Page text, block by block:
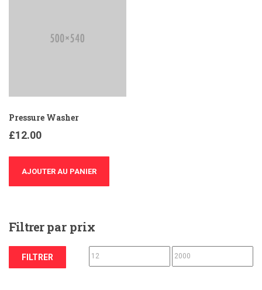
Pressure Washer
£12.00
AJOUTER AU PANIER
Filtrerpar prix
FILTRER